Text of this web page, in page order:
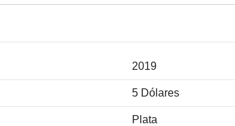
2019
5 Dólares
Plata